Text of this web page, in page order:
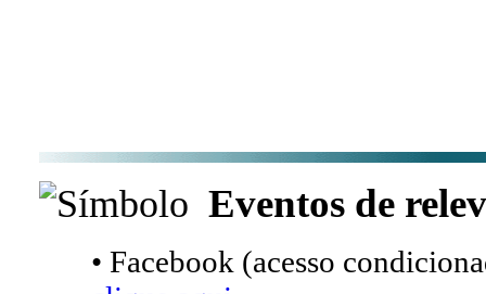
Eventos de
• Facebook (acesso